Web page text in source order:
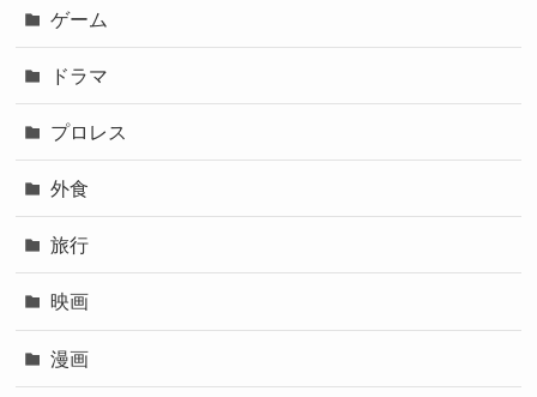
ゲーム
ドラマ
プロレス
外食
旅行
映画
漫画